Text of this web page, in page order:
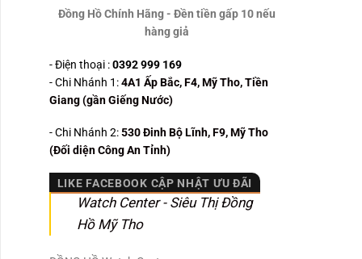
Đồng Hồ Chính Hãng - Đền tiền gấp 10 nếu
hàng giả
- Điện thoại :0392 999 169
- Chi Nhánh 1:4A1 Ấp Bắc, F4, Mỹ Tho, Tiền
Giang (gần Giếng Nước)
- Chi Nhánh 2:530Đinh Bộ Lĩnh, F9, Mỹ Tho
(Đối diện Công An Tỉnh)
LIKE FACEBOOK CẬP NHẬT ƯU ĐÃI
Watch Center - Siêu Thị Đồng
Hồ Mỹ Tho